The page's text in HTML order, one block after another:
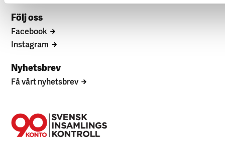
Följ oss
Facebook
Instagram
Nyhetsbrev
Få vårt nyhetsbrev